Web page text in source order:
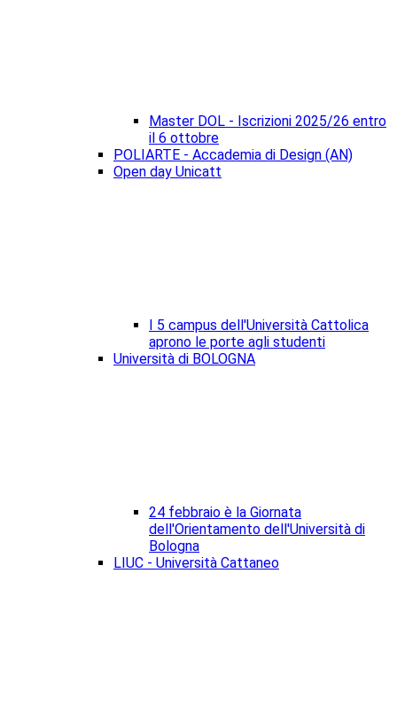
Master DOL - Iscrizioni 2025/26 entro
il 6 ottobre
POLIARTE - Accademia di Design (AN)
Open day Unicatt
I 5 campus dell'Università Cattolica
aprono le porte agli studenti
Università di BOLOGNA
24 febbraio è la Giornata
dell'Orientamento dell'Università di
Bologna
LIUC - Università Cattaneo